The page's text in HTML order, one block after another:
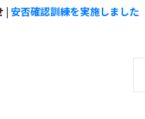
| 安否確認訓練を実施しました